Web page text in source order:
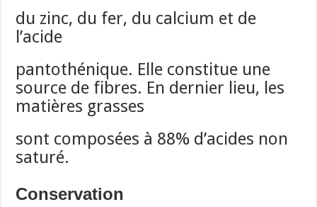
du zinc, du fer, du calcium et de
l’acide
pantothénique. Elle constitue une
source de fibres. En dernier lieu, les
matières grasses
sont composées à 88% d’acides non
saturé.
Conservation